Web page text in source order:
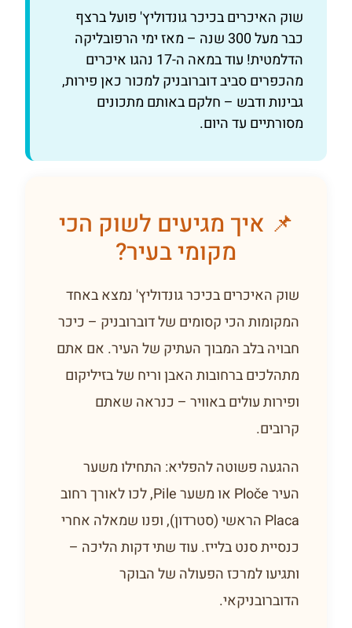
שוק האיכרים בכיכר גונדוליץ' פועל ברצף
כבר מעל 300 שנה – מאז ימי הרפובליקה
הדלמטית! עוד במאה ה-17 נהגו איכרים
מהכפרים סביב דוברובניק למכור כאן פירות,
גבינות ודבש – חלקם באותם מתכונים
מסורתיים עד היום.
📌 איך מגיעים לשוק הכי
מקומי בעיר?
שוק האיכרים בכיכר גונדוליץ' נמצא באחד
המקומות הכי קסומים של דוברובניק – כיכר
חבויה בלב המבוך העתיק של העיר. אם אתם
מתהלכים ברחובות האבן וריח של בזיליקום
ופירות עולים באוויר – כנראה שאתם
קרובים.
ההגעה פשוטה להפליא: התחילו משער
העיר Ploče או משער Pile, לכו לאורך רחוב
Placa הראשי (סטרדון), ופנו שמאלה אחרי
כנסיית סנט בלייז. עוד שתי דקות הליכה –
ותגיעו למרכז הפעולה של הבוקר
הדוברובניקאי.